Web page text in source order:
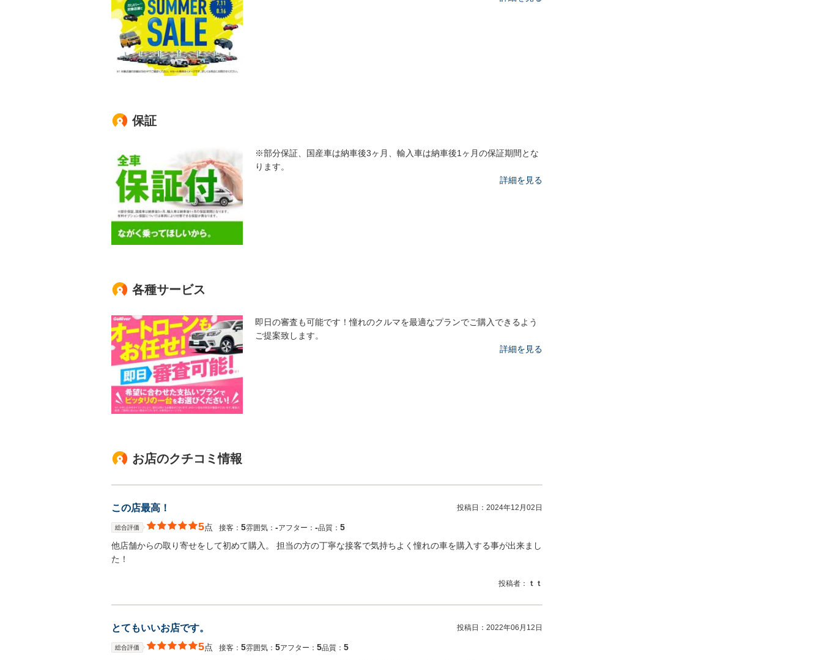
保証
※部分保証、国産車は納車後3ヶ月、輸入車は納車後1ヶ月の保証期間とな
ります。
詳細を見る
各種サービス
即日の審査も可能です！憧れのクルマを最適なプランでご購入できるよう
ご提案致します。
詳細を見る
お店のクチコミ情報
この店最高！ 投稿日： 2024年12月02日
総合評価 5点 接客： 5雰囲気： ‐アフター： ‐品質： 5
他店舗からの取り寄せをして初めて購入。 担当の方の丁寧な接客で気持ちよく憧れの車を購入する事が出来まし
た！
投稿者： ｔｔ
とてもいいお店です。 投稿日： 2022年06月12日
総合評価 5点 接客： 5雰囲気： 5アフター： 5品質： 5